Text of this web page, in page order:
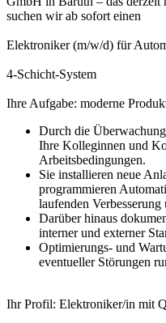
suchen wir ab sofort einen
Elektroniker (m/w/d) für
4-Schicht-System
Ihre Aufgabe: moderne
Durch die
Ihre Kolleginnen und
Arbeitsbedingungen.
Sie installieren neue
programmieren
laufenden Verbesserung
Darüber hinaus
interner und externer
Optimierungs- und
eventueller Störungen
Ihr Profil: Elektroniker/in mit